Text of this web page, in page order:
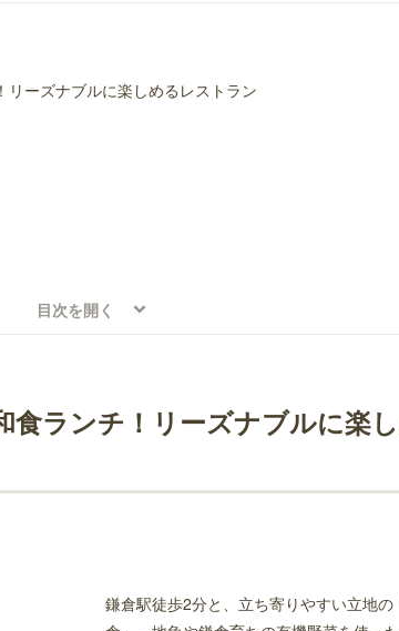
ーズナブルに楽しめるレストラン
贅沢に楽しめる高級レストラン
目次を開く
食ランチ！リーズナブルに楽
鎌倉駅徒歩2分と、立ち寄りやすい立地の